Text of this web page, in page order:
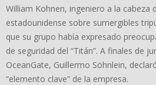
William Kohnen, ingeniero a la cabeza
estadounidense sobre sumergibles
que su grupo había expresado
de seguridad del “Titán”. A finales de
OceanGate, Guillermo Söhnlein,
“elemento clave” de la empresa.